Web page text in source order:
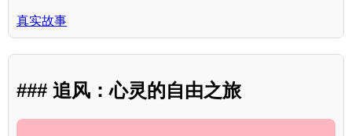
真实故事
### 追风：心灵的自由之旅